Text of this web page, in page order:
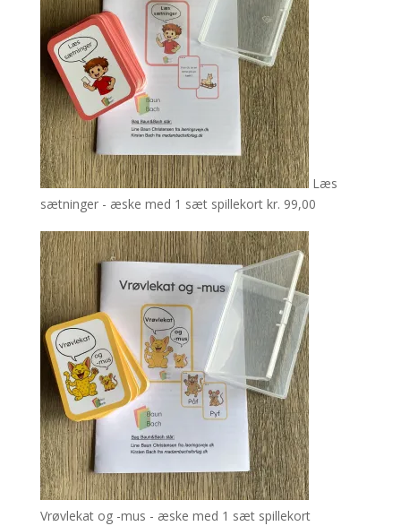
Læs
sætninger - æske med 1 sæt spillekort kr. 99,00
Vrøvlekat og -mus - æske med 1 sæt spillekort